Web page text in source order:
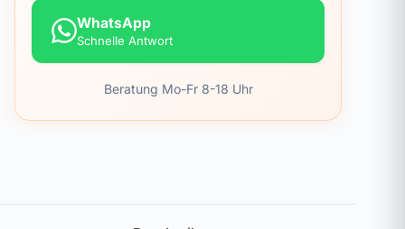
WhatsApp
Schnelle Antwort
Beratung Mo-Fr 8-18 Uhr